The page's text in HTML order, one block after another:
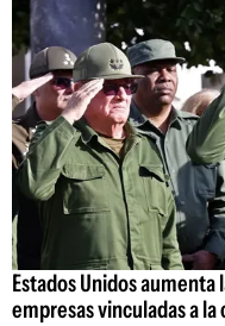
Estados Unidos
empresas vinculadas a